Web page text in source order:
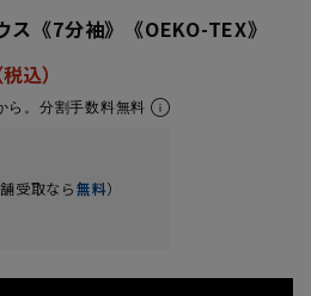
《7分袖》《OEKO-TEX》
ら。分割手数料無料
受取なら無料）